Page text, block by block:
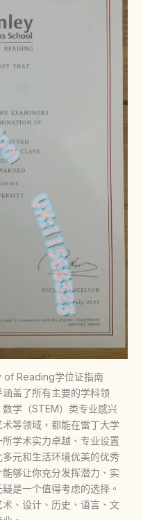
of Reading学位证指南
盖了所有主要的学科领
学（STEM）类专业感兴
等领域，都能在雷丁大学
学术实力卓越、专业设置
元和生活环境优美的优秀
够让你充分发挥潜力、实
是一个值得考虑的选择。
、设计、历史、语言、文